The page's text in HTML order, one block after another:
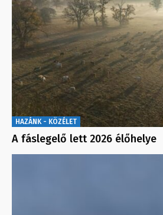
HAZÁNK - KÖZÉLET
A fáslegelő lett 2026 élőhelye